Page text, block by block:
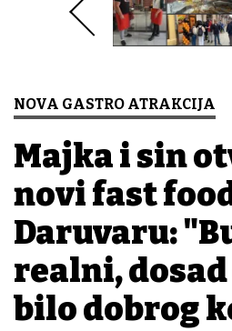
NOVA GASTRO ATRAKCIJA
Majka i sin
novi fast
Daruvaru:
realni,
bilo dobrog